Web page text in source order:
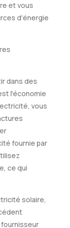
et vous
d'énergie
dans des
l'économie
vous
fournie par
ce qui
solaire,